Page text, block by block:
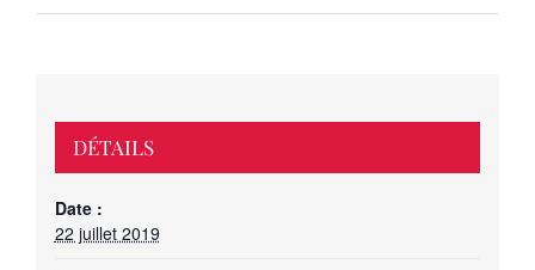
DÉTAILS
Date :
22 juillet 2019